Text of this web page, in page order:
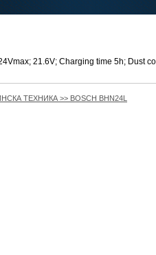
21.6V; Charging time 5h; Dust
ТЕХНИКА >> BOSCH BHN24L